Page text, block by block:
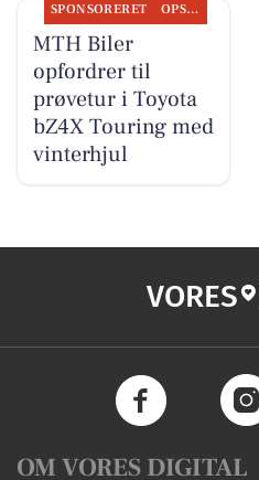
SPONSORERET OPSLAGSTAVLEN
MTH Biler
opfordrer til
prøvetur i Toyota
bZ4X Touring med
vinterhjul
VORES
OM VORES DIGITAL